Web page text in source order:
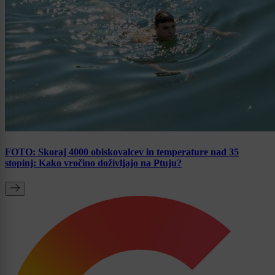
FOTO: Skoraj 4000 obiskovalcev in temperature nad 35
stopinj: Kako vročino doživljajo na Ptuju?